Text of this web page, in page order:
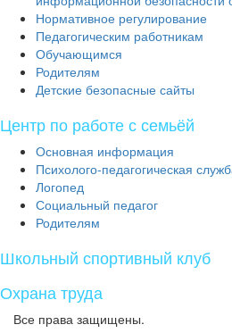
Нормативное регулирование
Педагогическим работникам
Обучающимся
Родителям
Детские безопасные сайты
Центр по работе с семьёй
Основная информация
Психолого-педагогическая
Логопед
Социальный педагог
Родителям
Школьный спортивный клуб
Охрана труда
Все права защищены.